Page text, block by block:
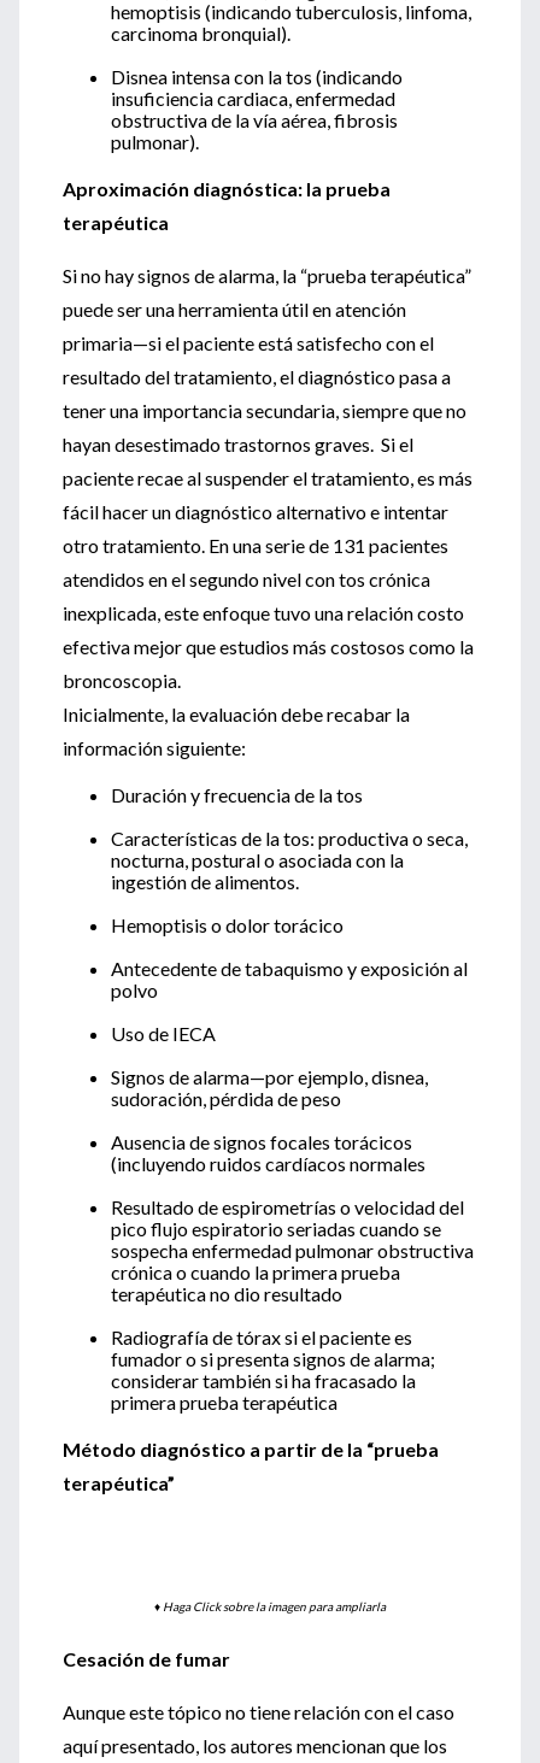
hemoptisis (indicando tuberculosis, linfoma,
carcinoma bronquial).
Disnea intensa con la tos (indicando
insuficiencia cardiaca, enfermedad
obstructiva de la vía aérea, fibrosis
pulmonar).
Aproximación diagnóstica: la prueba
terapéutica
Si no hay signos de alarma, la “prueba terapéutica”
puede ser una herramienta útil en atención
primaria—si el paciente está satisfecho con el
resultado del tratamiento, el diagnóstico pasa a
tener una importancia secundaria, siempre que no
hayan desestimado trastornos graves. Si el
paciente recae al suspender el tratamiento, es más
fácil hacer un diagnóstico alternativo e intentar
otro tratamiento. En una serie de 131 pacientes
atendidos en el segundo nivel con tos crónica
inexplicada, este enfoque tuvo una relación costo
efectiva mejor que estudios más costosos como la
broncoscopia.
Inicialmente, la evaluación debe recabar la
información siguiente:
Duración y frecuencia de la tos
Características de la tos: productiva o seca,
nocturna, postural o asociada con la
ingestión de alimentos.
Hemoptisis o dolor torácico
Antecedente de tabaquismo y exposición al
polvo
Uso de IECA
Signos de alarma—por ejemplo, disnea,
sudoración, pérdida de peso
Ausencia de signos focales torácicos
(incluyendo ruidos cardíacos normales
Resultado de espirometrías o velocidad del
pico flujo espiratorio seriadas cuando se
sospecha enfermedad pulmonar obstructiva
crónica o cuando la primera prueba
terapéutica no dio resultado
Radiografía de tórax si el paciente es
fumador o si presenta signos de alarma;
considerar también si ha fracasado la
primera prueba terapéutica
Método diagnóstico a partir de la “prueba
terapéutica”
♦ Haga Click sobre la imagen para ampliarla
Cesación de fumar
Aunque este tópico no tiene relación con el caso
aquí presentado, los autores mencionan que los